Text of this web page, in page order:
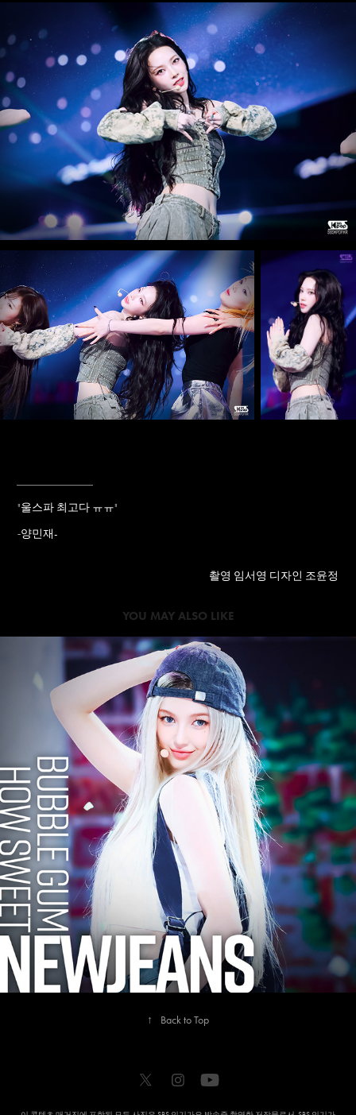
"울스파 최고다 ㅠㅠ"
-양민재-
촬영 임서영 디자인 조윤정
YOU MAY ALSO LIKE
NEW JEANS
↑ Back to Top